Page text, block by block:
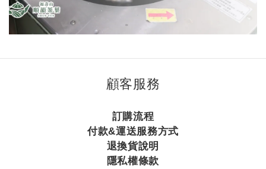
顧客服務
訂購流程
付款&運送服務方式
退換貨說明
隱私權條款